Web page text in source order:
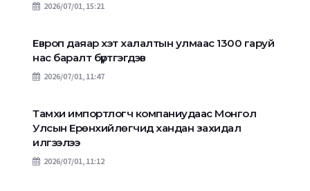
2026/07/01, 15:21
Европ даяар хэт халалтын улмаас 1300 гаруй
нас баралт бүртгэгдэв
2026/07/01, 11:47
Тамхи импортлогч компаниудаас Монгол
Улсын Ерөнхийлөгчид хандан захидал
илгээлээ
2026/07/01, 11:12